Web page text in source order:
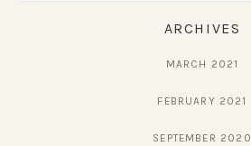
ARCHIVES
MARCH 2021
FEBRUARY 2021
SEPTEMBER 2020